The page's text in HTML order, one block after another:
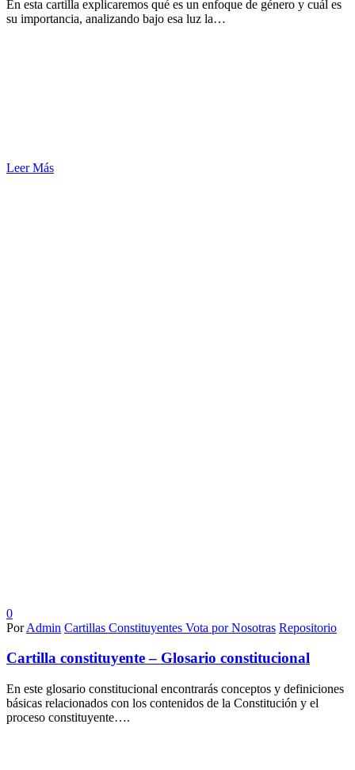
En esta cartilla explicaremos qué es un enfoque de género y cuál es
su importancia, analizando bajo esa luz la…
Leer Más
0
PorAdmin Cartillas Constituyentes Vota por Nosotras Repositorio
Cartilla constituyente – Glosario constitucional
En este glosario constitucional encontrarás conceptos y definiciones
básicas relacionados con los contenidos de la Constitución y el
proceso constituyente….